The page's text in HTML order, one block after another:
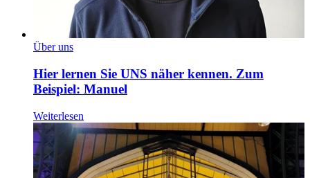
Über uns
Hier lernen Sie UNS näher kennen. Zum
Beispiel: Manuel
Weiterlesen